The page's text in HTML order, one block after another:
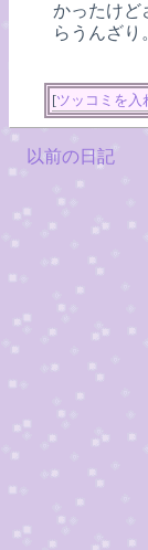
かったけど
らうんざり
[ツッコミを入
以前の日記